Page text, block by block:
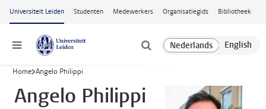
Ga naar hoofdinhoud
Universiteit Leiden Studenten Medewerkers Organisatiegids Bibliotheek
Menu
Home Angelo Philippi
Angelo Philippi